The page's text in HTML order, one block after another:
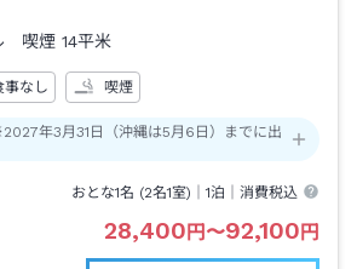
喫煙 14平米
事なし 喫煙
年3月31日（沖縄は5月6日）までに出
おとな1名 (2名1室)｜1泊 ｜消費税込
28,400 円 〜92,100 円